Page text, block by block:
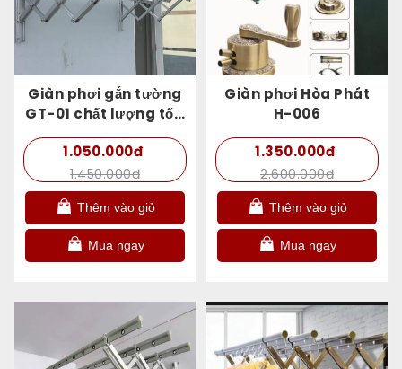
Giàn phơi gắn tường
GT-01 chất lượng tốt,
bền đẹp
1.050.000đ
1.450.000đ
Thêm vào giỏ
Mua ngay
Giàn phơi Hòa Phát
H-006
1.350.000đ
2.600.000đ
Thêm vào giỏ
Mua ngay